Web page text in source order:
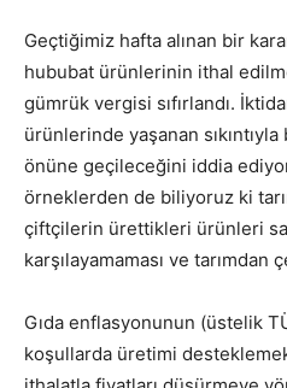
Geçtiğimiz hafta alınan bir
hububat ürünlerinin ithal
gümrük vergisi sıfırlandı.
ürünlerinde yaşanan
önüne geçileceğini iddia
örneklerden de biliyoruz ki
çiftçilerin ürettikleri ürünleri
karşılayamaması ve
Gıda enflasyonunun (üstelik
koşullarda üretimi